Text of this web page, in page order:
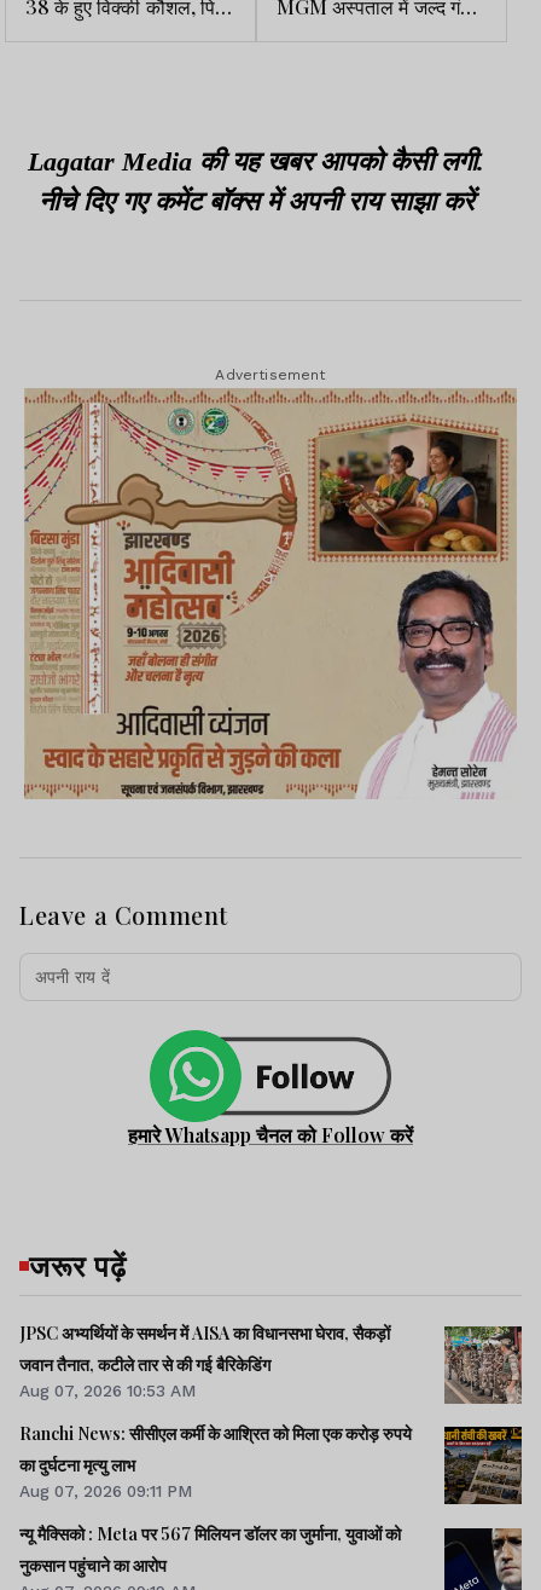
38 के हुए विक्की कौशल, पिता
शाम कौशल ने खास अंदाज में दी
MGM अस्पताल में जल्द गंभीर
बीमारियों का भी होगा इलाज
Lagatar Media की यह खबर आपको कैसी लगी.
नीचे दिए गए कमेंट बॉक्स में अपनी राय साझा करें
Advertisement
Leave a Comment
हमारे Whatsapp चैनल को Follow करें
जरूर पढ़ें
JPSC अभ्यर्थियों के समर्थन में AISA का विधानसभा घेराव, सैकड़ों
जवान तैनात, कटीले तार से की गई बैरिकेडिंग
Aug 07, 2026 10:53 AM
Ranchi News: सीसीएल कर्मी के आश्रित को मिला एक करोड़ रुपये
का दुर्घटना मृत्यु लाभ
Aug 07, 2026 09:11 PM
न्यू मैक्सिको : Meta पर 567 मिलियन डॉलर का जुर्माना, युवाओं को
नुकसान पहुंचाने का आरोप